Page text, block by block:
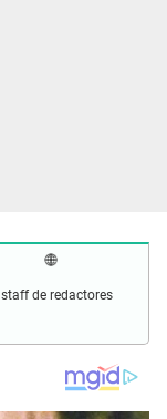
de redactores